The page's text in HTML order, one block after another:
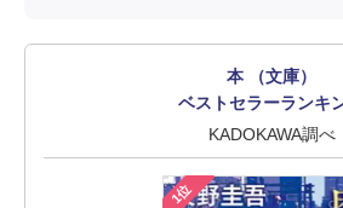
本 （文庫）
ベストセラーランキ
KADOKAWA調べ
1位